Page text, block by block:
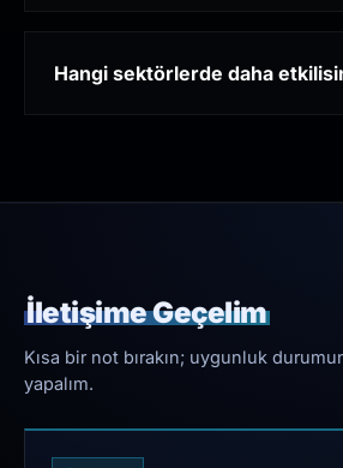
Hangi sektörlerde daha
İletişime Geçelim
Kısa bir not bırakın; uygunluk
yapalım.